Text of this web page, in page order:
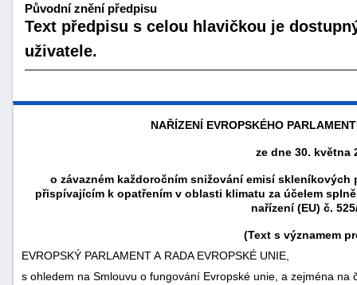
Původní znění předpisu
Text předpisu s celou hlavičkou je
uživatele.
NAŘÍZENÍ EVROPSKÉHO
ze dne 30. května
o závazném každoročním snižování emisí
přispívajícím k opatřením v oblasti klimatu za účelem
nařízení (EU) č.
(Text s významem
EVROPSKÝ PARLAMENT A RADA EVROPSKÉ UNIE,
s ohledem na Smlouvu o fungování Evropské unie, a zejména na